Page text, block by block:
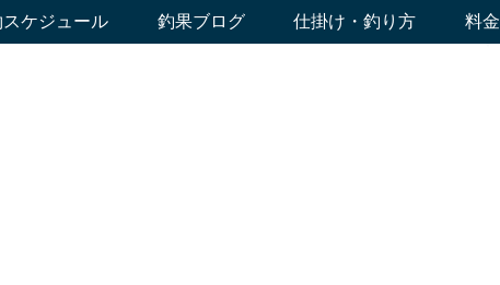
ケジュール 釣果ブログ 仕掛け・釣り方 料金